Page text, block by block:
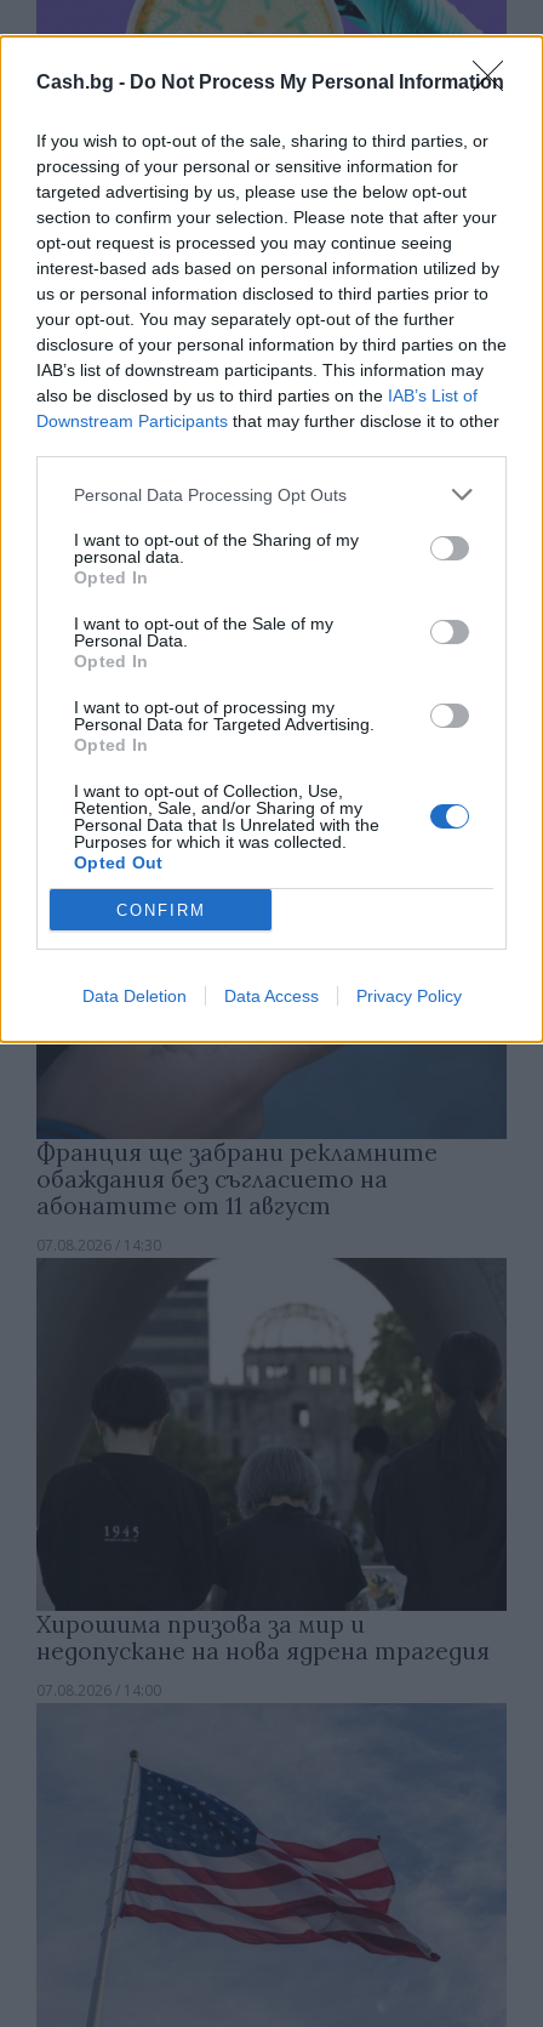
Cash.bg - Do Not Process My Personal Information
If you wish to opt-out of the sale, sharing to third parties, or
processing of your personal or sensitive information for
targeted advertising by us, please use the below opt-out
section to confirm your selection. Please note that after your
opt-out request is processed you may continue seeing
interest-based ads based on personal information utilized by
us or personal information disclosed to third parties prior to
your opt-out. You may separately opt-out of the further
disclosure of your personal information by third parties on the
IAB’s list of downstream participants. This information may
also be disclosed by us to third parties on the IAB’s List of
Downstream Participants that may further disclose it to other
Personal Data Processing Opt Outs
I want to opt-out of the Sharing of my
personal data.
Opted In
I want to opt-out of the Sale of my
Personal Data.
Opted In
I want to opt-out of processing my
Personal Data for Targeted Advertising.
Opted In
I want to opt-out of Collection, Use,
Retention, Sale, and/or Sharing of my
Personal Data that Is Unrelated with the
Purposes for which it was collected.
Opted Out
CONFIRM
Data Deletion Data Access Privacy Policy
Изкуствен интелект за първи път
създаде нови жизнеспособни вируси
07.08.2026 / 15:30
Астронавти на NASA излязоха в
открития космос
Франция ще забрани рекламните
обаждания без съгласието на
абонатите от 11 август
07.08.2026 / 14:30
Хирошима призова за мир и
недопускане на нова ядрена трагедия
07.08.2026 / 14:00